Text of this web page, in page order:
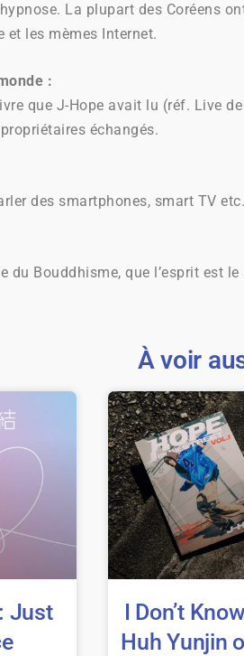
La plupart des Coréens
et les mèmes Internet.
:
que J-Hope avait lu (réf. Live
échangés.
des smartphones, smart TV
du Bouddhisme, que l’esprit est
À voir
Just
I Don’t
Huh Yunjin